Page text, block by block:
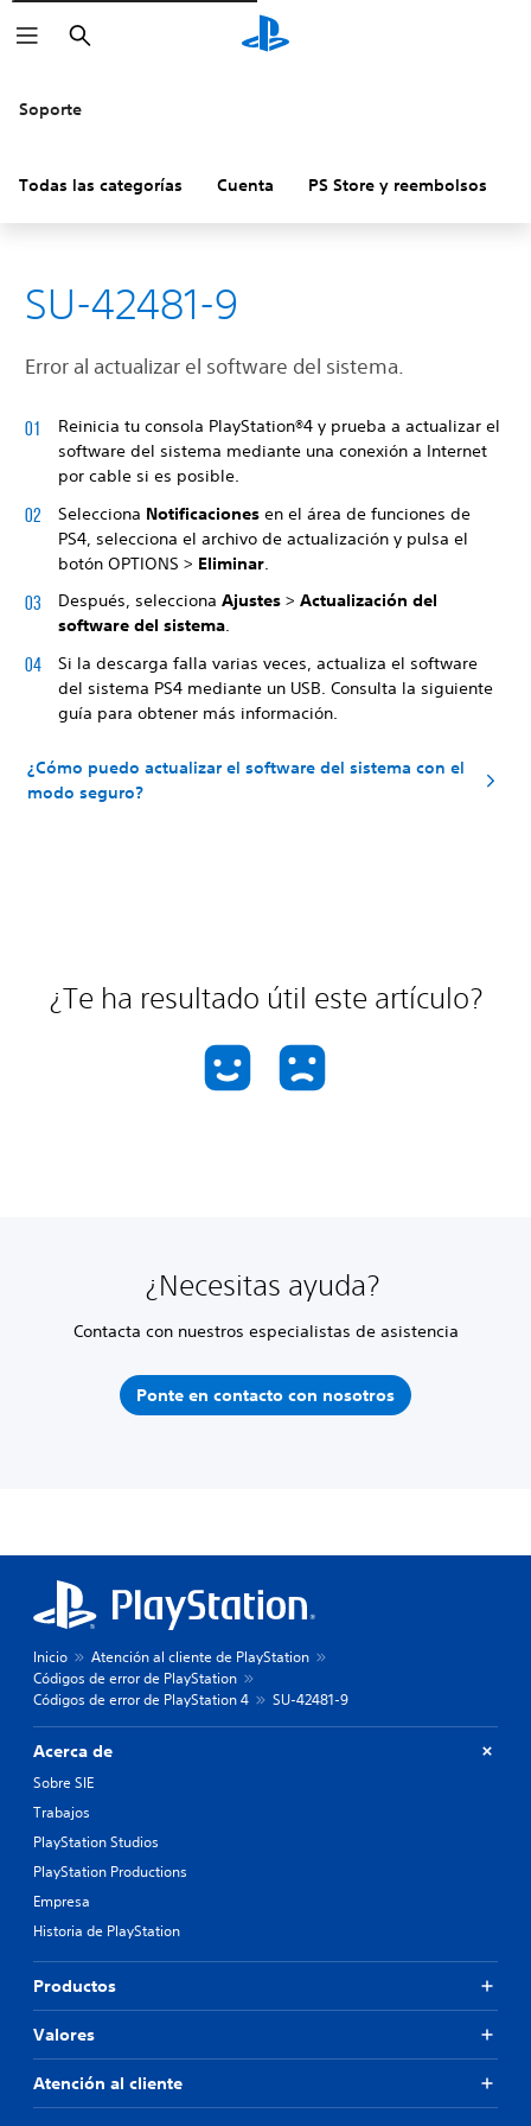
Buscar
Soporte
Todas las categorías Cuenta PS Store y reembolsos
SU-42481-9
Error al actualizar el software del sistema.
Reinicia tu consola PlayStation®4 y prueba a actualizar el
software del sistema mediante una conexión a Internet
por cable si es posible.
Selecciona Notificaciones en el área de funciones de
PS4, selecciona el archivo de actualización y pulsa el
botón OPTIONS > Eliminar
Después, selecciona Ajustes > Actualización del
software del sistema.
Si la descarga falla varias veces, actualiza el software
del sistema PS4 mediante un USB. Consulta la siguiente
guía para obtener más información.
¿Cómo puedo actualizar el software del sistema con el
modo seguro?
¿Te ha resultado útil este artículo?
¿Necesitas ayuda?
Contacta con nuestros especialistas de asistencia
Ponte en contacto con nosotros
Inicio
Atención al cliente de PlayStation
Códigos de error de PlayStation
Códigos de error de PlayStation 4
SU-42481-9
Acerca de
Sobre SIE
Trabajos
PlayStation Studios
PlayStation Productions
Empresa
Historia de PlayStation
Productos
Valores
Atención al cliente